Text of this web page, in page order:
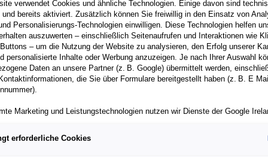
Studie der renommierten britischen Tageszeitung The
führenden Unternehmen im Bereich Digitale
verwendet Cookies und ähnliche Technologien. Einige davon sind
und bereits aktiviert. Zusätzlich können Sie freiwillig in den Einsatz von
Personalisierungs-Technologien einwilligen. Diese Technologien helfen
auszuwerten – einschließlich Seitenaufrufen und Interaktionen wie
– um die Nutzung der Website zu analysieren, den Erfolg unserer
personalisierte Inhalte oder Werbung anzuzeigen. Je nach Ihrer Auswahl
Daten an unsere Partner (z. B. Google) übermittelt werden,
die Sie über Formulare bereitgestellt haben (z. B. E
Marketing und Leistungstechnologien nutzen wir Dienste der Google
Datenschutzniveau; staatliche Zugriffe und eingeschränkte
können nicht ausgeschlossen werden. Die Übermittlung
erforderliche Cookies